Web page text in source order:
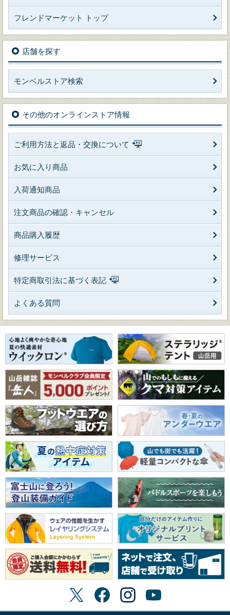
フレンドマーケット トップ
店舗を探す
モンベルストア検索
その他のオンラインストア情報
ご利用方法と返品・交換について
お気に入り商品
入荷通知商品
注文商品の確認・キャンセル
商品購入履歴
修理サービス
特定商取引法に基づく表記
よくある質問